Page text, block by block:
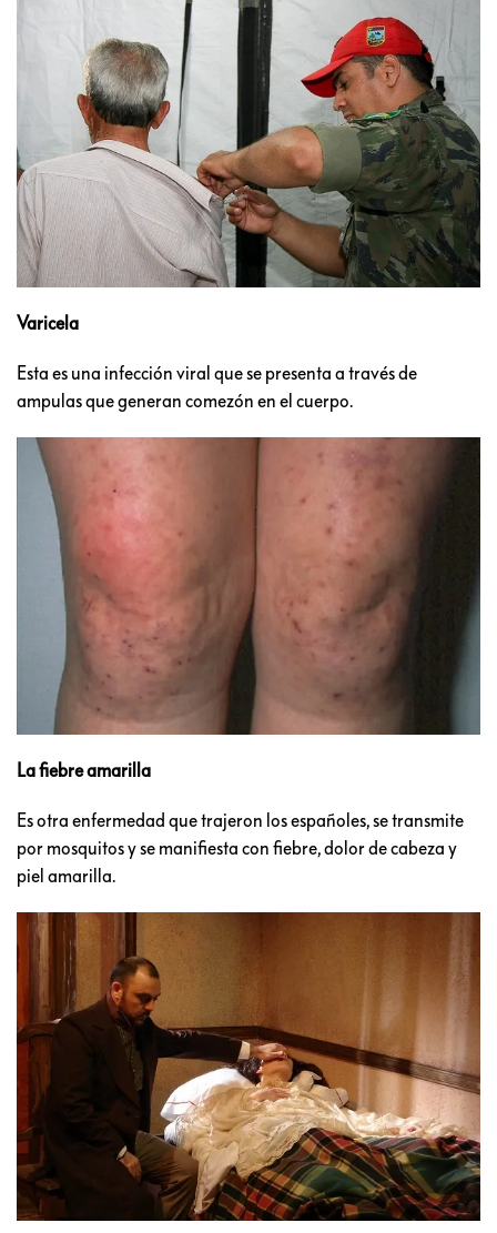
Varicela
Esta es una infección viral que se presenta a través de
ampulas que generan comezón en el cuerpo.
La fiebre amarilla
Es otra enfermedad que trajeron los españoles, se transmite
por mosquitos y se manifiesta con fiebre, dolor de cabeza y
piel amarilla.